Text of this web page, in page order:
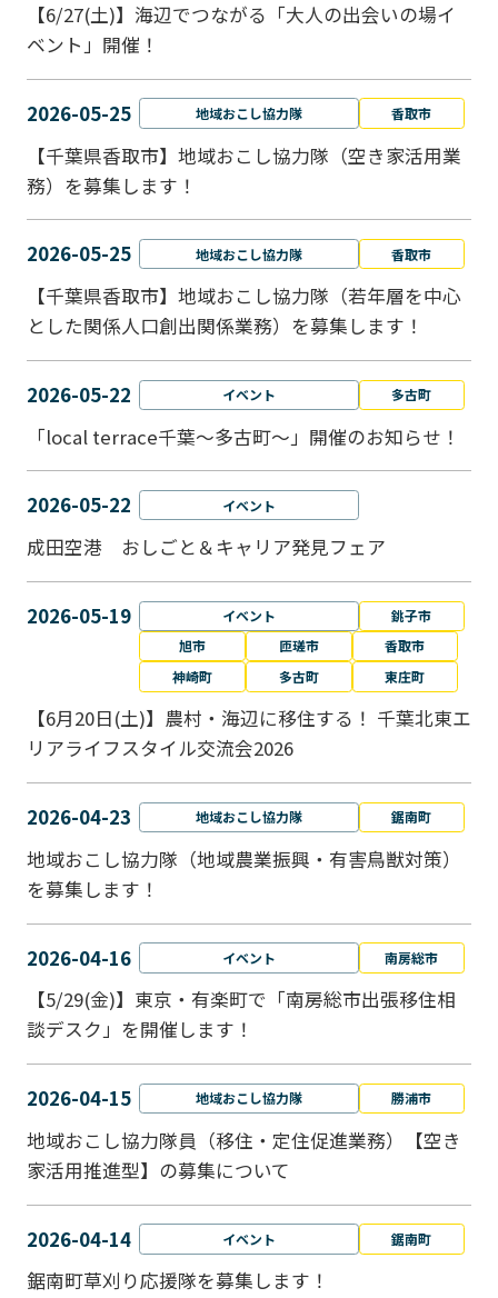
【6/27(土)】海辺でつながる「大人の出会いの場イ
ベント」開催！
2026-05-25 地域おこし協力隊 香取市
【千葉県香取市】地域おこし協力隊（空き家活用業
務）を募集します！
2026-05-25 地域おこし協力隊 香取市
【千葉県香取市】地域おこし協力隊（若年層を中心
とした関係人口創出関係業務）を募集します！
2026-05-22 イベント 多古町
「local terrace千葉～多古町～」開催のお知らせ！
2026-05-22 イベント
成田空港 おしごと＆キャリア発見フェア
2026-05-19 イベント
銚子市
旭市
匝瑳市
香取市
神崎町
多古町 東庄町
【6月20日(土)】農村・海辺に移住する！ 千葉北東エ
リアライフスタイル交流会2026
2026-04-23 地域おこし協力隊 鋸南町
地域おこし協力隊（地域農業振興・有害鳥獣対策）
を募集します！
2026-04-16 イベント 南房総市
【5/29(金)】東京・有楽町で「南房総市出張移住相
談デスク」を開催します！
2026-04-15 地域おこし協力隊 勝浦市
地域おこし協力隊員（移住・定住促進業務）【空き
家活用推進型】の募集について
2026-04-14 イベント 鋸南町
鋸南町草刈り応援隊を募集します！